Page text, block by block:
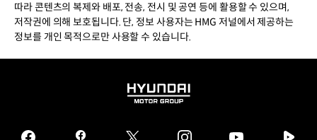
따라 콘텐츠의 복제와 배포, 전송, 전시 및 공연 등에 활용할 수 있으며,
저작권에 의해 보호됩니다. 단, 정보 사용자는 HMG 저널에서 제공하는
정보를 개인 목적으로만 사용할 수 있습니다.
HYUNDAI
GROUP